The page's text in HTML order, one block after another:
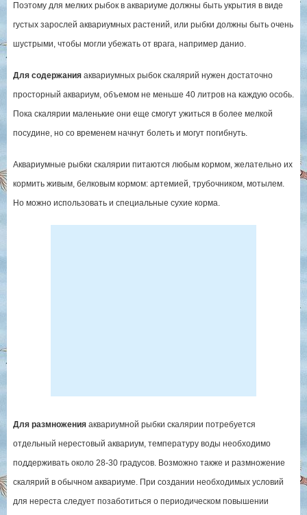
Поэтому для мелких рыбок в аквариуме должны быть укрытия в виде
густых зарослей аквариумных растений, или рыбки должны быть очень
шустрыми, чтобы могли убежать от врага, например данио.
Для содержанияаквариумных рыбок скалярий нужен достаточно
просторный аквариум, объемом не меньше 40 литров на каждую особь.
Пока скалярии маленькие они еще смогут ужиться в более мелкой
посудине, но со временем начнут болеть и могут погибнуть.
Аквариумные рыбки скалярии питаются любым кормом, желательно их
кормить живым, белковым кормом: артемией, трубочником, мотылем.
Но можно использовать и специальные сухие корма.
Для размноженияаквариумной рыбки скалярии потребуется
отдельный нерестовый аквариум, температуру воды необходимо
поддерживать около 28-30 градусов. Возможно также и размножение
скалярий в обычном аквариуме. При создании необходимых условий
для нереста следует позаботиться о периодическом повышении